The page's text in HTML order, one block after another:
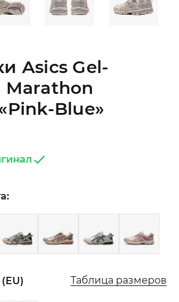
Asics Gel-
Marathon
Blue»
Таблица размеров